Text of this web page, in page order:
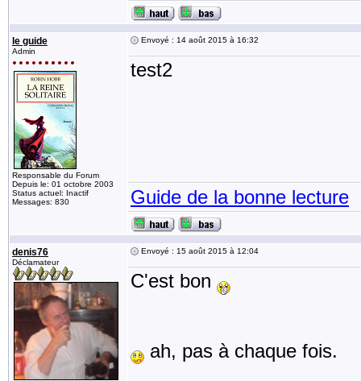
le guide
Admin
Responsable du Forum
Depuis le: 01 octobre 2003
Status actuel: Inactif
Messages: 830
Envoyé : 14 août 2015 à 16:32
test2
Guide de la bonne lecture
denis76
Déclamateur
Envoyé : 15 août 2015 à 12:04
C'est bon
ah, pas à chaque fois.